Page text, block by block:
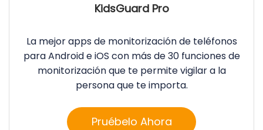
KidsGuard Pro
La mejor apps de monitorización de teléfonos
para Android e iOS con más de 30 funciones de
monitorización que te permite vigilar a la
persona que te importa.
Pruébelo Ahora